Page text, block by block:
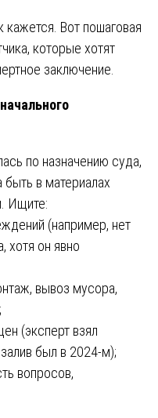
Вот пошаговая
которые хотят
заключение.
по назначению суда,
в материалах
Ищите:
(например, нет
хотя он явно
вывоз мусора,
(эксперт взял
был в 2024-м);
вопросов,